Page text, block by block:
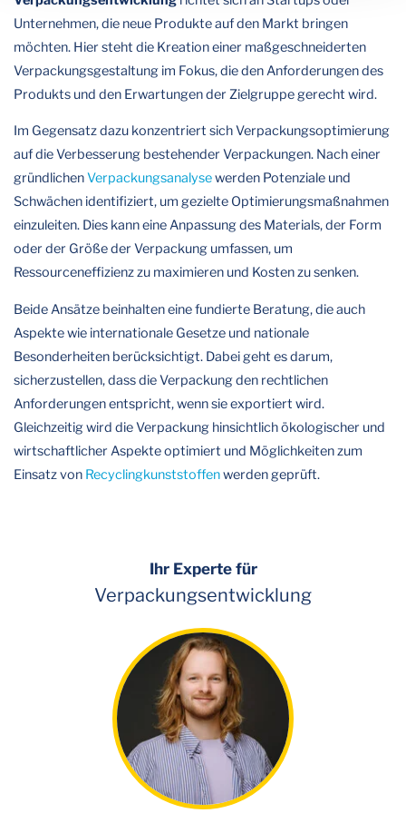
Unternehmen, die neue Produkte auf den Markt bringen
möchten. Hier steht die Kreation einer maßgeschneiderten
Verpackungsgestaltung im Fokus, die den Anforderungen des
Produkts und den Erwartungen der Zielgruppe gerecht wird.
Im Gegensatz dazu konzentriert sich Verpackungsoptimierung
auf die Verbesserung bestehender Verpackungen. Nach einer
gründlichenVerpackungsanalysewerden Potenziale und
Schwächen identifiziert, um gezielte Optimierungsmaßnahmen
einzuleiten. Dies kann eine Anpassung des Materials, der Form
oder der Größe der Verpackung umfassen, um
Ressourceneffizienz zu maximieren und Kosten zu senken.
Beide Ansätze beinhalten eine fundierte Beratung, die auch
Aspekte wie internationale Gesetze und nationale
Besonderheiten berücksichtigt. Dabei geht es darum,
sicherzustellen, dass die Verpackung den rechtlichen
Anforderungen entspricht, wenn sie exportiert wird.
Gleichzeitig wird die Verpackung hinsichtlich ökologischer und
wirtschaftlicher Aspekte optimiert und Möglichkeiten zum
Einsatz von Recyclingkunststoffenwerden geprüft.
Ihr Experte für
Verpackungsentwicklung